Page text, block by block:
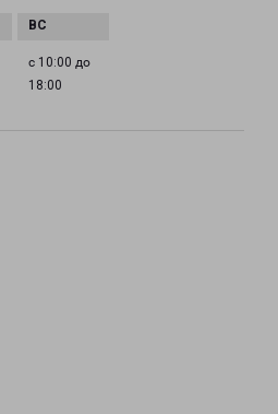
с 10:00 до
18:00